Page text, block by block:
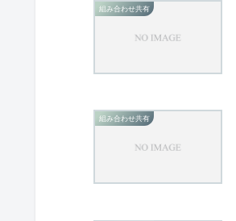
組み合わせ共有
組み合わせ共有